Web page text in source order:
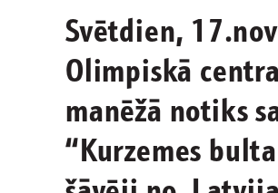
Svētdien,
Olimpiskā
manēžā notiks
“Kurzemes